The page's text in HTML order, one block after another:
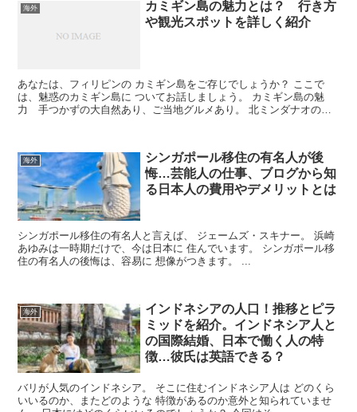
海外
カミギン島の魅力とは？ 行き方
や観光スポットを詳しく紹介
あなたは、フィリピンの カミギン島をご存じでしょうか？ ここで
は、魅惑のカミギン島に ついてお話しましょう。 カミギン島の魅
力 手つかずの大自然あり、ご当地グルメあり。 北ミンダナオの
海外
シンガポール移住の有名人が後
悔…芸能人の仕事、ブログから知
る日本人の費用やデメリットとは
シンガポール移住の有名人と言えば、 ジェームズ・スキナー。 浜崎
あゆみは一時期だけで、今は日本に 住んでいます。 シンガポール移
住の有名人の後悔は、容易に 想像がつきます。 ...
海外
インドネシアの人口！推移とピラ
ミッドを紹介。インドネシア人と
の国際結婚、日本で働く人の特
徴…彼氏は英語できる？
バリが人気のインドネシア。 そこに住むインドネシア人は どのくら
いいるのか、またどのような 特徴があるのか意外と知られていませ